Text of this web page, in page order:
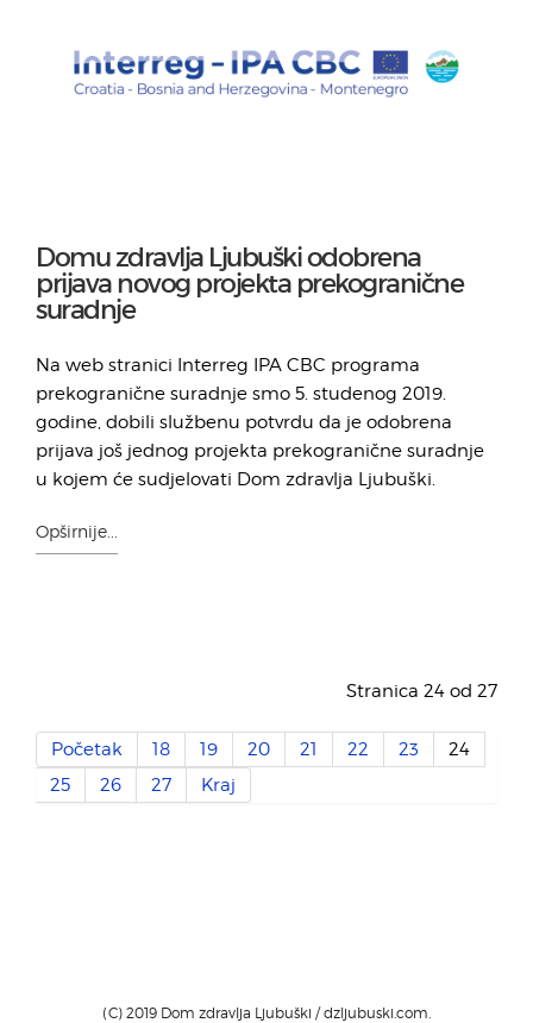
Domu zdravlja Ljubuški odobrena
prijava novog projekta prekogranične
suradnje
Na web stranici Interreg IPA CBC programa
prekogranične suradnje smo 5. studenog 2019.
godine, dobili službenu potvrdu da je odobrena
prijava još jednog projekta prekogranične suradnje
u kojem će sudjelovati Dom zdravlja Ljubuški.
Opširnije...
Stranica 24 od 27
Početak 18 19 20 21 22 23
24
25
26 27 Kraj
(C) 2019 Dom zdravlja Ljubuški / dzljubuski.com.